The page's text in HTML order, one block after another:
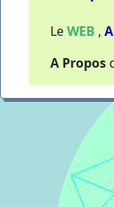
LeWEB ,
A Propos